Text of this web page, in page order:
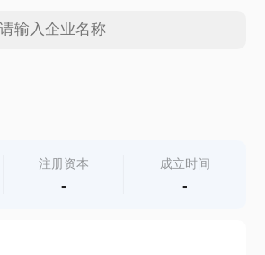
注册资本
-
成立时间
-